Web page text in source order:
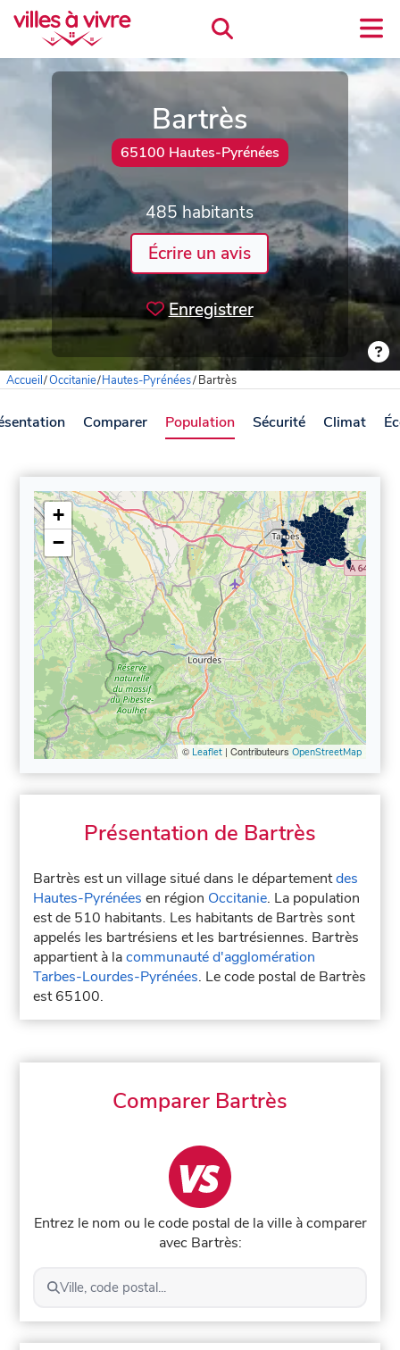
Bartrès
65100 Hautes-Pyrénées
485 habitants
Écrire un avis
Enregistrer
Accueil/Occitanie/Hautes-Pyrénées/Bartrès
Comparer Population Sécurité Climat
+
−
© Leaflet| Contributeurs OpenStreetMap
Présentation de Bartrès
Bartrès est un village situé dans le départementdes
Hautes-Pyrénées en région Occitanie. La population
est de 510 habitants. Les habitants de Bartrès sont
appelés les bartrésiens et les bartrésiennes. Bartrès
appartient à lacommunauté d'agglomération
Tarbes-Lourdes-Pyrénées. Le code postal de Bartrès
est 65100.
Comparer Bartrès
Entrez le nom ou le code postal de la ville à comparer
avec Bartrès:
Ville, code postal...